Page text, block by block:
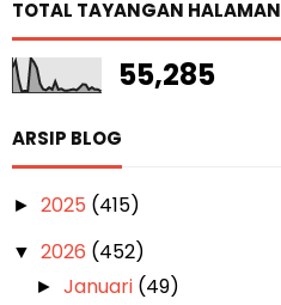
TOTAL TAYANGAN HALAMAN
55,285
ARSIP BLOG
► 2025 (415)
▼ 2026 (452)
►Januari (49)